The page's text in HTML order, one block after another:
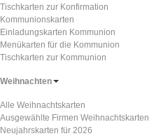
Tischkarten zur Konfirmation
Kommunionskarten
Einladungskarten Kommunion
Menükarten für die Kommunion
Tischkarten zur Kommunion
Weihnachten
Alle Weihnachtskarten
Ausgewählte Firmen Weihnachtskarten
Neujahrskarten für 2026